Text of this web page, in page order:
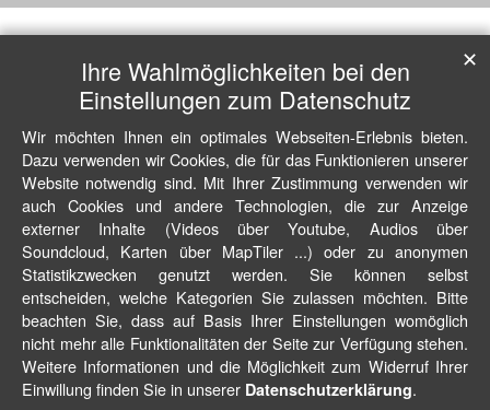
Ihre Wahlmöglichkeiten bei den
Einstellungen zum Datenschutz
Wir möchten Ihnen ein optimales Webseiten-Erlebnis bieten.
Dazu verwenden wir Cookies, die für das Funktionieren unserer
Website notwendig sind. Mit Ihrer Zustimmung verwenden wir
auch Cookies und andere Technologien, die zur Anzeige
externer Inhalte (Videos über Youtube, Audios über
Soundcloud, Karten über MapTiler ...) oder zu anonymen
Statistikzwecken genutzt werden. Sie können selbst
entscheiden, welche Kategorien Sie zulassen möchten. Bitte
beachten Sie, dass auf Basis Ihrer Einstellungen womöglich
nicht mehr alle Funktionalitäten der Seite zur Verfügung stehen.
Weitere Informationen und die Möglichkeit zum Widerruf Ihrer
Einwillung finden Sie in unserer Datenschutzerklärung.
✕